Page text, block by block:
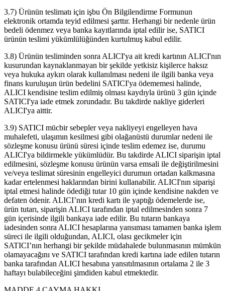
3.7) Ürünün teslimatı için işbu Ön Bilgilendirme Formunun
elektronik ortamda teyid edilmesi şarttır. Herhangi bir nedenle ürün
bedeli ödenmez veya banka kayıtlarında iptal edilir ise, SATICI
ürünün teslimi yükümlülüğünden kurtulmuş kabul edilir.
3.8) Ürünün tesliminden sonra ALICI'ya ait kredi kartının ALICI'nın
kusurundan kaynaklanmayan bir şekilde yetkisiz kişilerce haksız
veya hukuka aykırı olarak kullanılması nedeni ile ilgili banka veya
finans kuruluşun ürün bedelini SATICI'ya ödememesi halinde,
ALICI kendisine teslim edilmiş olması kaydıyla ürünü 3 gün içinde
SATICI'ya iade etmek zorundadır. Bu takdirde nakliye giderleri
ALICI'ya aittir.
3.9) SATICI mücbir sebepler veya nakliyeyi engelleyen hava
muhalefeti, ulaşımın kesilmesi gibi olağanüstü durumlar nedeni ile
sözleşme konusu ürünü süresi içinde teslim edemez ise, durumu
ALICI'ya bildirmekle yükümlüdür. Bu takdirde ALICI siparişin iptal
edilmesini, sözleşme konusu ürünün varsa emsali ile değiştirilmesini
ve/veya teslimat süresinin engelleyici durumun ortadan kalkmasına
kadar ertelenmesi haklarından birini kullanabilir. ALICI'nın siparişi
iptal etmesi halinde ödediği tutar 10 gün içinde kendisine nakden ve
defaten ödenir. ALICI’nın kredi kartı ile yaptığı ödemelerde ise,
ürün tutarı, siparişin ALICI tarafından iptal edilmesinden sonra 7
gün içerisinde ilgili bankaya iade edilir. Bu tutarın bankaya
iadesinden sonra ALICI hesaplarına yansıması tamamen banka işlem
süreci ile ilgili olduğundan, ALICI, olası gecikmeler için
SATICI’nın herhangi bir şekilde müdahalede bulunmasının mümkün
olamayacağını ve SATICI tarafından kredi kartına iade edilen tutarın
banka tarafından ALICI hesabına yansıtılmasının ortalama 2 ile 3
haftayı bulabileceğini şimdiden kabul etmektedir.